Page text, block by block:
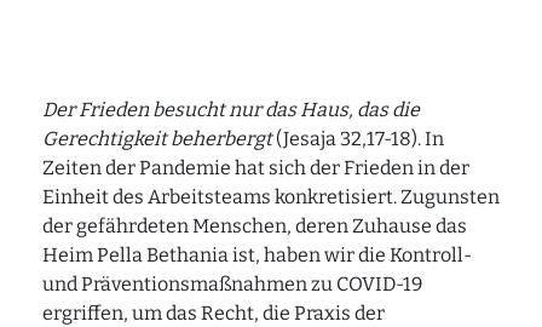
Audio Weg-Impuls
Station 6 – Audiowalk
Audio zum Ort
Audio zum Kunstwerk
Audio "Wusstest du schon?"
Der Frieden besucht nur das Haus, das die
Gerechtigkeit beherbergt(Jesaja 32,17-18). In
Zeiten der Pandemie hat sich der Frieden in der
Einheit des Arbeitsteams konkretisiert. Zugunsten
der gefährdeten Menschen, deren Zuhause das
Heim Pella Bethania ist, haben wir die Kontroll-
und Präventionsmaßnahmen zu COVID-19
ergriffen, um das Recht, die Praxis der